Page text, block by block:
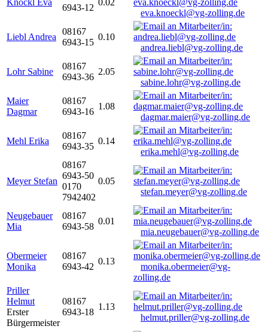
Knöckl Eva
6943-12
0.02
eva.knoeckl@vg-zolling.de
Liebl Andrea
08167
6943-15
0.10
andrea.liebl@vg-zolling.de
Lohr Sabine
08167
6943-36
2.05
sabine.lohr@vg-zolling.de
Maier
Dagmar
08167
6943-16
1.08
dagmar.maier@vg-zolling.de
Mehl Erika
08167
6943-35
0.14
erika.mehl@vg-zolling.de
Meyer Stefan
08167
6943-50
0170
7942402
0.05
stefan.meyer@vg-zolling.de
Neugebauer
Mia
08167
6943-58
0.01
mia.neugebauer@vg-zolling.de
Obermeier
Monika
08167
6943-42
0.13
monika.obermeier@vg-
zolling.de
Priller
Helmut
Erster
Bürgermeister
08167
6943-18
1.13
helmut.priller@vg-zolling.de